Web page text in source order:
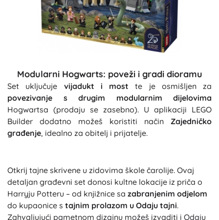
Modularni Hogwarts: poveži i gradi dioramu
Set uključuje vijadukt i most te je osmišljen za
povezivanje s drugim modularnim dijelovima
Hogwartsa (prodaju se zasebno). U aplikaciji LEGO
Builder dodatno možeš koristiti način Zajedničko
građenje, idealno za obitelj i prijatelje.
Otkrij tajne skrivene u zidovima škole čarolije. Ovaj
detaljan građevni set donosi kultne lokacije iz priča o
Harryju Potteru – od knjižnice sa zabranjenim odjelom
do kupaonice s tajnim prolazom u Odaju tajni.
Zahvaljujući pametnom dizajnu možeš izvaditi i Odaju